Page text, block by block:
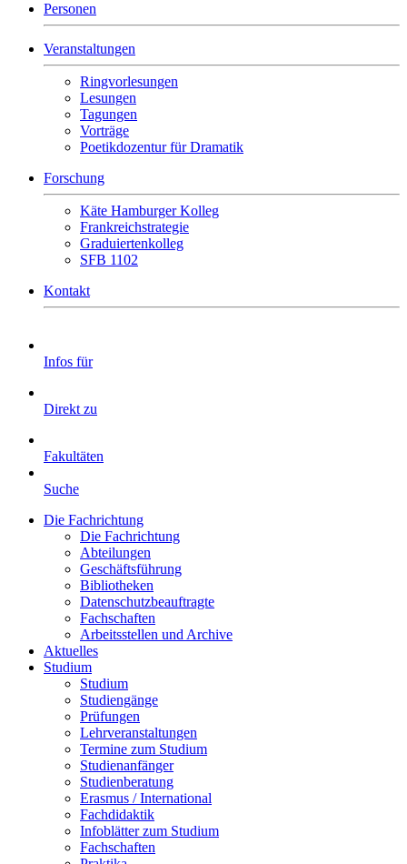
Personen
Veranstaltungen
Ringvorlesungen
Lesungen
Tagungen
Vorträge
Poetikdozentur für Dramatik
Forschung
Käte Hamburger Kolleg
Frankreichstrategie
Graduiertenkolleg
SFB 1102
Kontakt
Infos für
Direkt zu
Fakultäten
Suche
Die Fachrichtung
Die Fachrichtung
Abteilungen
Geschäftsführung
Bibliotheken
Datenschutzbeauftragte
Fachschaften
Arbeitsstellen und Archive
Aktuelles
Studium
Studium
Studiengänge
Prüfungen
Lehrveranstaltungen
Termine zum Studium
Studienanfänger
Studienberatung
Erasmus / International
Fachdidaktik
Infoblätter zum Studium
Fachschaften